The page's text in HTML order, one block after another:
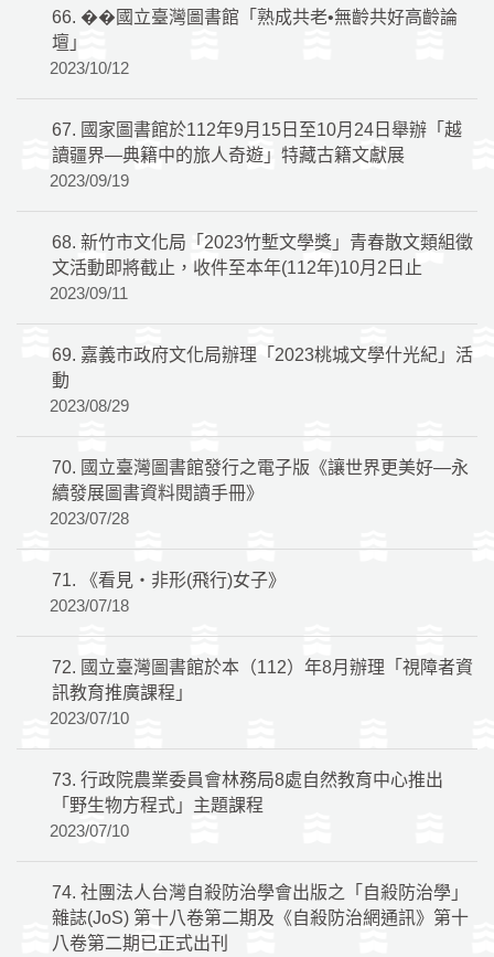
66. ��國立臺灣圖書館「熟成共老•無齡共好高齡論
壇」
2023/10/12
67. 國家圖書館於112年9月15日至10月24日舉辦「越
讀疆界—典籍中的旅人奇遊」特藏古籍文獻展
2023/09/19
68. 新竹市文化局「2023竹塹文學獎」青春散文類組徵
文活動即將截止，收件至本年(112年)10月2日止
2023/09/11
69. 嘉義市政府文化局辦理「2023桃城文學什光紀」活
動
2023/08/29
70. 國立臺灣圖書館發行之電子版《讓世界更美好—永
續發展圖書資料閱讀手冊》
2023/07/28
71.
《看見‧非形(飛行)女子》
2023/07/18
72. 國立臺灣圖書館於本（112）年8月辦理「視障者資
訊教育推廣課程」
2023/07/10
73. 行政院農業委員會林務局8處自然教育中心推出
「野生物方程式」主題課程
2023/07/10
74. 社團法人台灣自殺防治學會出版之「自殺防治學」
雜誌(JoS) 第十八卷第二期及《自殺防治網通訊》第十
八卷第二期已正式出刊